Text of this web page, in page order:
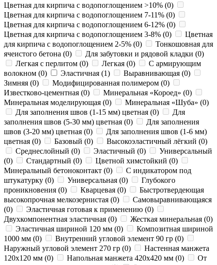
Цветная для кирпича с водопоглощением >10% (0)
Цветная для кирпича с водопоглощением 7-11% (0)
Цветная для кирпича с водопоглощением 6-12% (0)
Цветная для кирпича с водопоглощением 3-8% (0)
Цветная
для кирпича с водопоглощением 2-5% (0)
Тонкошовная для
ячеистого бетона (0) Для забутовки и рядовой кладки (0)
Легкая с перлитом (0) Легкая (0)
С армирующим
волокном (0) Эластичная (1) Выравнивающая (0)
Зимняя (0) Модифицированная полимером (0)
Известково-цементная (0) Минеральная «Короед» (0)
Минеральная моделирующая (0) Минеральная «Шуба» (0)
Для заполнения швов (1-15 мм) цветная (0)
Для
заполнения швов (5-30 мм) цветная (0)
Для заполнения
швов (3-20 мм) цветная (0)
Для заполнения швов (1-6 мм)
цветная (0) Базовый (0) Высокоэластичный лёгкий (0)
Среднеслойный (0) Эластичный (0)
Универсальный
(0) Стандартный (0) Цветной химстойкий (0)
Минеральный бетоноконтакт (0)
С индикатором под
штукатурку (0) Универсальная (0)
Глубокого
проникновения (0) Кварцевая (0)
Быстротвердеющая
высокопрочная мелкозернистая (0)
Самовыравнивающаяся
(0) Эластичная готовая к применению (0)
Двухкомпонентная эластичная (0) Жесткая минеральная (0)
Эластичная шириной 120 мм (0)
Композитная шириной
1000 мм (0) Внутренний угловой элемент 90 гр (0)
Наружный угловой элемент 270 гр (0)
Настенная манжета
120х120 мм (0) Напольная манжета 420х420 мм (0)
От